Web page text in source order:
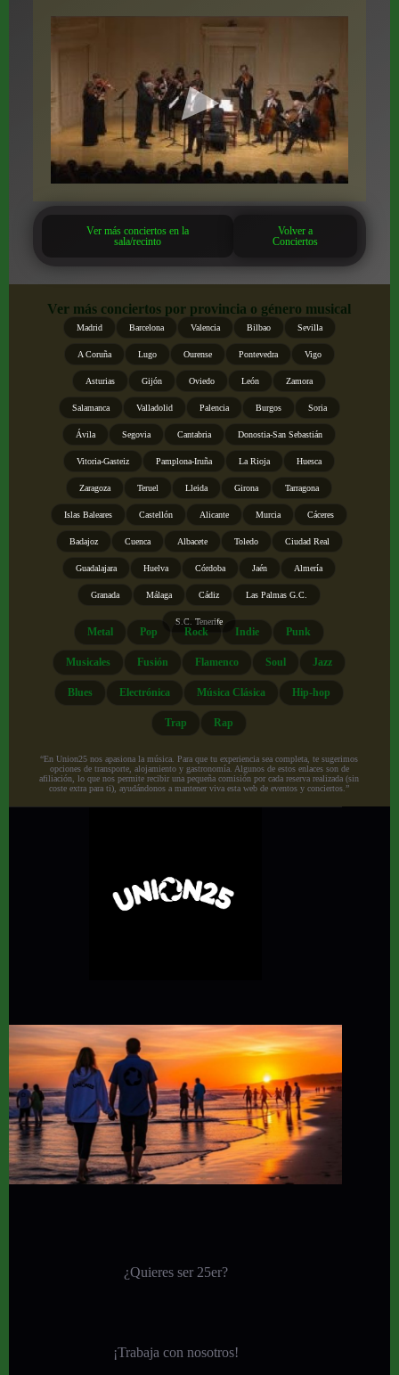
Ver más conciertos en la
sala/recinto
Volver a
Conciertos
Ver más conciertos por provincia o género musical
Madrid Barcelona Valencia Bilbao Sevilla
A Coruña Lugo Ourense Pontevedra Vigo
Asturias Gijón Oviedo León Zamora
Salamanca Valladolid Palencia Burgos Soria
Ávila Segovia Cantabria Donostia-San Sebastián
Vitoria-Gasteiz Pamplona-Iruña La Rioja Huesca
Zaragoza Teruel Lleida Girona Tarragona
Islas Baleares Castellón Alicante Murcia Cáceres
Badajoz Cuenca Albacete Toledo Ciudad Real
Guadalajara Huelva Córdoba Jaén Almería
Granada Málaga Cádiz Las Palmas G.C.
S.C. Tenerife
Metal Pop Rock Indie Punk
Musicales Fusión Flamenco Soul Jazz
Blues Electrónica Música Clásica Hip-hop
Trap Rap
“En Union25 nos apasiona la música. Para que tu experiencia sea completa, te sugerimos
opciones de transporte, alojamiento y gastronomía. Algunos de estos enlaces son de
afiliación, lo que nos permite recibir una pequeña comisión por cada reserva realizada (sin
coste extra para ti), ayudándonos a mantener viva esta web de eventos y conciertos.”
¿Quieres ser 25er?
¡Trabaja con nosotros!